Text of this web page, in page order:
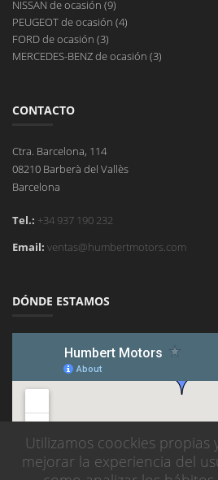
NISSAN de ocasión (9)
PEUGEOT de ocasión (4)
FORD de ocasión (3)
MERCEDES-BENZ de ocasión (3)
CONTACTO
Ctra. Barcelona, 114
08210 Barberà del Vallès
Barcelona
Tel.: +34 937 190 232
Email: ventas@humbertmotors.com
DÓNDE ESTAMOS
Utilizamos coockies propias
mejorar la experiencia del